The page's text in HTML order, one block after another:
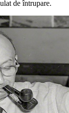
de întrupare.